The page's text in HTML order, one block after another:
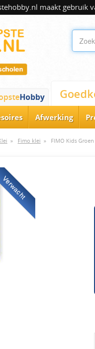
maakt gebruik
Hobby
Afwerking
» Fimo klei » FIMO Kids
Verwacht